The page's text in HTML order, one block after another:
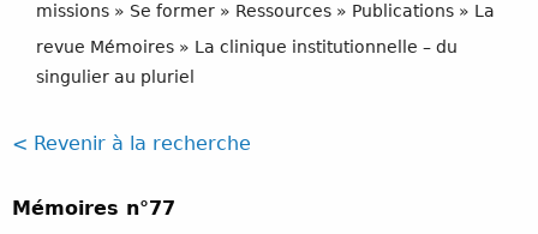
missions » Se former » Ressources » Publications » La
revue Mémoires » La clinique institutionnelle – du
singulier au pluriel
< Revenir à la recherche
Mémoires n°77